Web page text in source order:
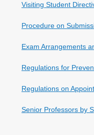
Visiting Student
Procedure on
Exam Arrangements
Regulations for
Regulations on
Senior Professors by